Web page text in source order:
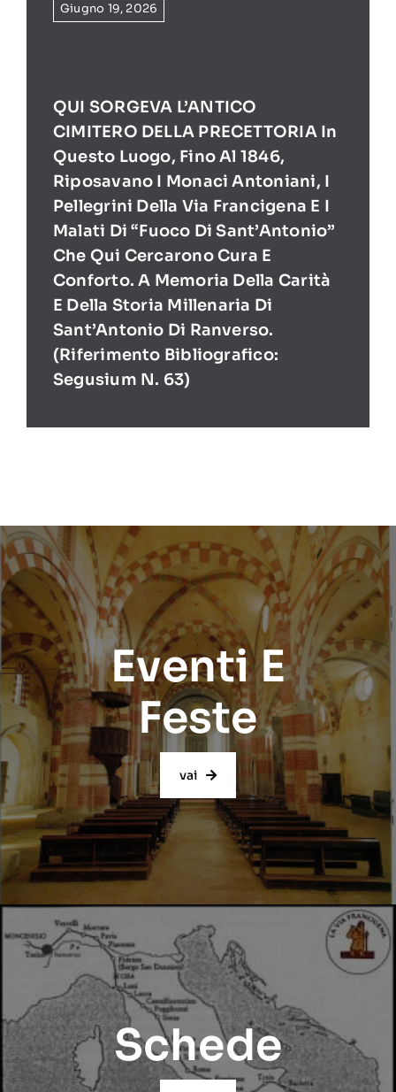
Giugno 19, 2026
QUI SORGEVA L’ANTICO
CIMITERO DELLA PRECETTORIA In
Questo Luogo, Fino Al 1846,
Riposavano I Monaci Antoniani, I
Pellegrini Della Via Francigena E I
Malati Di “Fuoco Di Sant’Antonio”
Che Qui Cercarono Cura E
Conforto. A Memoria Della Carità
E Della Storia Millenaria Di
Sant’Antonio Di Ranverso.
(Riferimento Bibliografico:
Segusium N. 63)
Eventi E
Feste
vai
Schede